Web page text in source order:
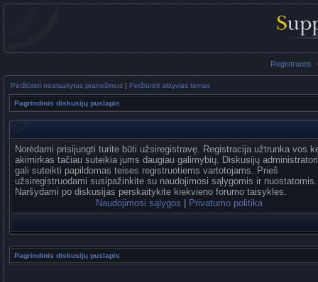
Registruotis
Peržiūrėti neatsakytus pranešimus | Peržiūrėti aktyvias temas
Pagrindinis diskusijų puslapis
Norėdami prisijungti turite būti užsiregistravę. Registracija užtrunka vos
akimirkas tačiau suteikia jums daugiau galimybių. Diskusijų
gali suteikti papildomas teises registruotiems vartotojams. Prieš
užsiregistruodami susipažinkite su naudojimosi sąlygomis ir nuostatomis.
Naršydami po diskusijas perskaitykite kiekvieno forumo taisykles.
Naudojimosi sąlygos
Privatumo politika
Pagrindinis diskusijų puslapis